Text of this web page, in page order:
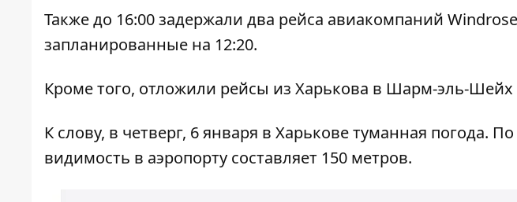
Также до 16:00 задержали два рейса авиакомпаний
запланированные на 12:20.
Кроме того, отложили рейсы из Харькова в Шарм-эль-
К слову, в четверг, 6 января в Харькове туманная погода.
видимость в аэропорту составляет 150 метров.